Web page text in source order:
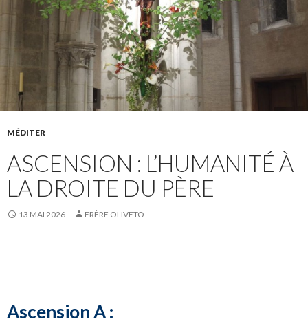
MÉDITER
ASCENSION : L’HUMANITÉ À
LA DROITE DU PÈRE
13 MAI 2026 FRÈRE OLIVETO
Ascension A :